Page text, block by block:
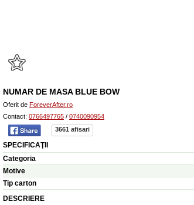
NUMAR DE MASA BLUE BOW
Oferit de ForeverAfter.ro
Contact: 0766497765 / 0740090954
3661 afisari
SPECIFICAŢII
Categoria
Motive
Tip carton
DESCRIERE